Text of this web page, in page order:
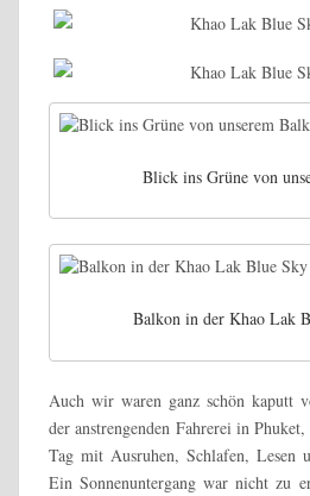
Blick ins Grüne von
Balkon in der Khao Lak
Auch wir waren ganz schön kaputt
der anstrengenden Fahrerei in
Tag mit Ausruhen, Schlafen, Lesen
Ein Sonnenuntergang war nicht zu